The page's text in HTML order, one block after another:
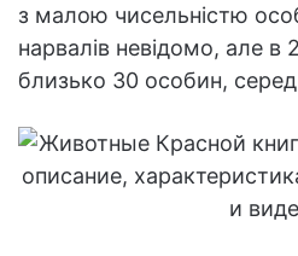
з малою чисельністю
нарвалів невідомо, але в
близько 30 особин, серед